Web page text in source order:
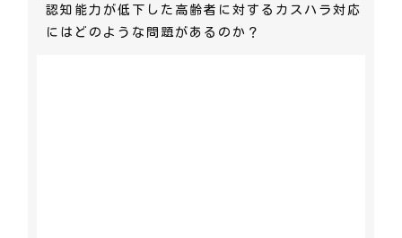
認知能力が低下した高齢者に対するカスハラ対応
にはどのような問題があるのか？